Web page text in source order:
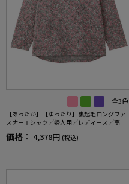
全3色
【あったか】【ゆったり】裏起毛ロングファ
スナーＴシャツ／婦人用／レディース／高齢
者／シニア／後ろ長め／名前が書ける／名前
記入欄付／洗濯機OK／前ポケット／おしゃれ
価格： 4,378円 (税込)